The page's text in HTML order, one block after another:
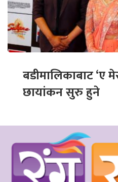
बडीमालिकाबाट ‘ए
छायांकन सुरु हुने